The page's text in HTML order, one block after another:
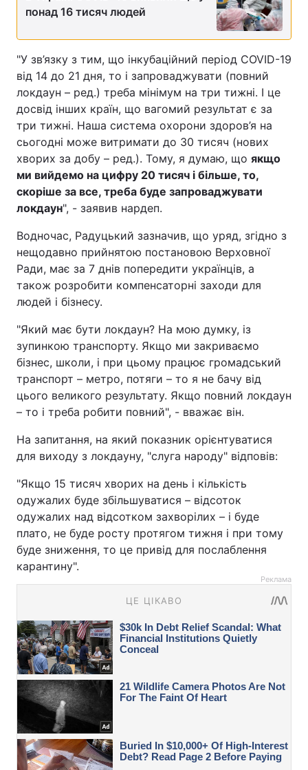
понад 16 тисяч людей
"У зв’язку з тим, що інкубаційний період COVID-19
від 14 до 21 дня, то і запроваджувати (повний
локдаун – ред.) треба мінімум на три тижні. І це
досвід інших країн, що вагомий результат є за
три тижні. Наша система охорони здоров’я на
сьогодні може витримати до 30 тисяч (нових
хворих за добу – ред.). Тому, я думаю, що якщо
ми вийдемо на цифру 20 тисяч і більше, то,
скоріше за все, треба буде запроваджувати
локдаун", - заявив нардеп.
Водночас, Радуцький зазначив, що уряд, згідно з
нещодавно прийнятою постановою Верховної
Ради, має за 7 днів попередити українців, а
також розробити компенсаторні заходи для
людей і бізнесу.
"Який має бути локдаун? На мою думку, із
зупинкою транспорту. Якщо ми закриваємо
бізнес, школи, і при цьому працює громадський
транспорт – метро, потяги – то я не бачу від
цього великого результату. Якщо повний локдаун
– то і треба робити повний", - вважає він.
На запитання, на який показник орієнтуватися
для виходу з локдауну, "слуга народу" відповів:
"Якщо 15 тисяч хворих на день і кількість
одужалих буде збільшуватися – відсоток
одужалих над відсотком захворілих – і буде
плато, не буде росту протягом тижня і при тому
буде зниження, то це привід для послаблення
карантину".
Реклама